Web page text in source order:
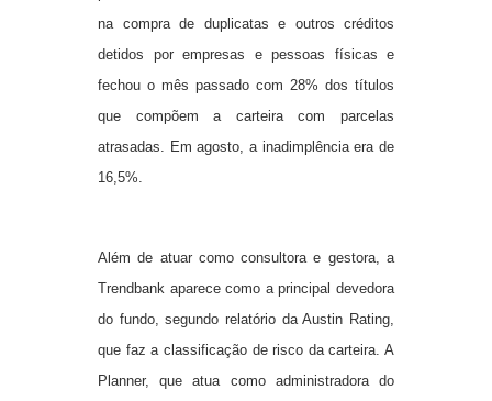
na compra de duplicatas e outros créditos
detidos por empresas e pessoas físicas e
fechou o mês passado com 28% dos títulos
que compõem a carteira com parcelas
atrasadas. Em agosto, a inadimplência era de
16,5%.
Além de atuar como consultora e gestora, a
Trendbank aparece como a principal devedora
do fundo, segundo relatório da Austin Rating,
que faz a classificação de risco da carteira. A
Planner, que atua como administradora do